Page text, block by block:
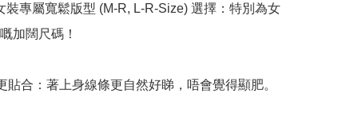
裝專屬寬鬆版型 (M-R, L-R-Size) 選擇：特別為女
加闊尺碼！
貼合：著上身線條更自然好睇，唔會覺得顯肥。